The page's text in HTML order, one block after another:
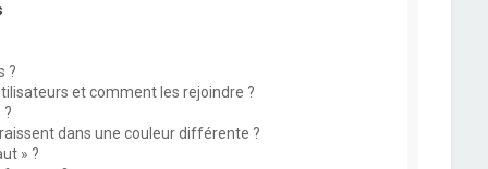
?
et comment les rejoindre ?
dans une couleur différente ?
» ?